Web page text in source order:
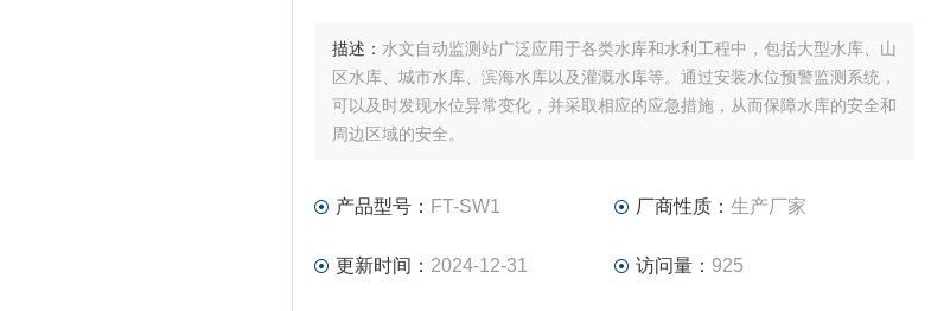
描述： 水文自动监测站广泛应用于各类水库和水利工程中，包括大型水库、山
区水库、城市水库、滨海水库以及灌溉水库等。通过安装水位预警监测系统，
可以及时发现水位异常变化，并采取相应的应急措施，从而保障水库的安全和
周边区域的安全。
产品型号： FT-SW1 厂商性质： 生产厂家
更新时间： 2024-12-31 访问量： 925